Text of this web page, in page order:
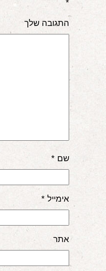
*
התגובה שלך
שם *
אימייל *
אתר